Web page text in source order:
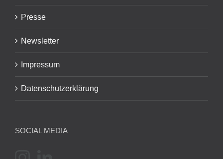
Presse
Newsletter
Impressum
Datenschutzerklärung
SOCIAL MEDIA